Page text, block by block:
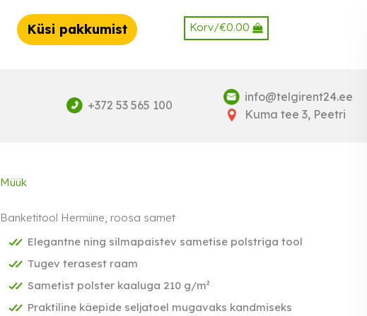
Korv/€0.00
Küsi pakkumist
+372 53 565 100
info@telgirent24.ee
Kuma tee 3, Peetri
Müük
Banketitool Hermiine, roosa samet
Elegantne ning silmapaistev sametise polstriga tool
Tugev terasest raam
Sametist polster kaaluga 210 g/m²
Praktiline käepide seljatoel mugavaks kandmiseks